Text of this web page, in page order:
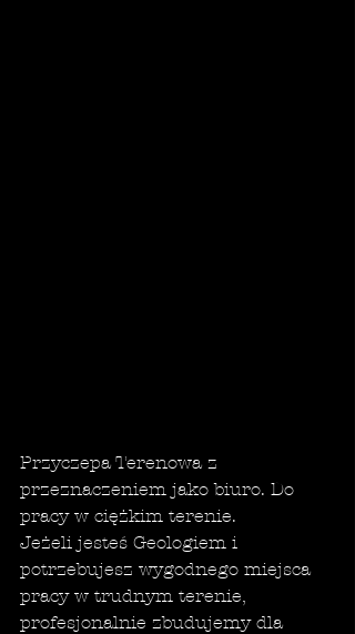
Przyczepa Terenowa z
przeznaczeniem jako biuro. Do
pracy w ciężkim terenie.
Jeżeli jesteś Geologiem i
potrzebujesz wygodnego miejsca
pracy w trudnym terenie,
profesjonalnie zbudujemy dla